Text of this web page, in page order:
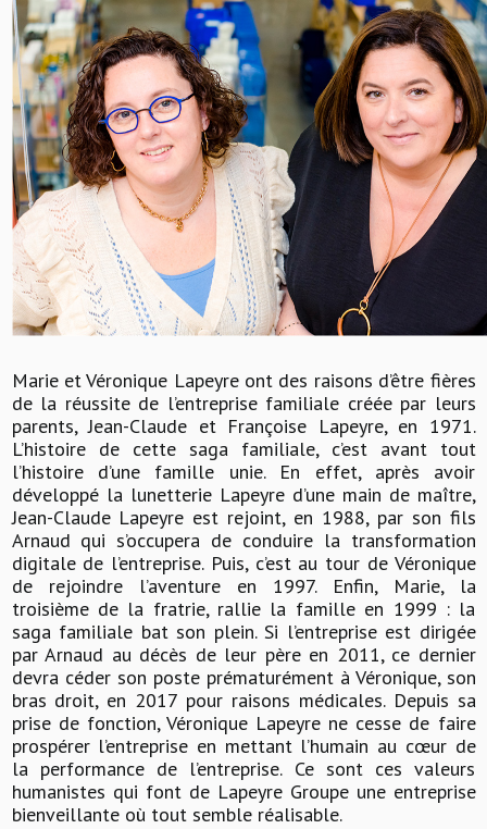
Marie et Véronique Lapeyre ont des raisons d’être fières
de la réussite de l’entreprise familiale créée par leurs
parents, Jean-Claude et Françoise Lapeyre, en 1971.
L’histoire de cette saga familiale, c’est avant tout
l’histoire d’une famille unie. En effet, après avoir
développé la lunetterie Lapeyre d’une main de maître,
Jean-Claude Lapeyre est rejoint, en 1988, par son fils
Arnaud qui s’occupera de conduire la transformation
digitale de l’entreprise. Puis, c’est au tour de Véronique
de rejoindre l’aventure en 1997. Enfin, Marie, la
troisième de la fratrie, rallie la famille en 1999 : la
saga familiale bat son plein. Si l’entreprise est dirigée
par Arnaud au décès de leur père en 2011, ce dernier
devra céder son poste prématurément à Véronique, son
bras droit, en 2017 pour raisons médicales. Depuis sa
prise de fonction, Véronique Lapeyre ne cesse de faire
prospérer l’entreprise en mettant l’humain au cœur de
la performance de l’entreprise. Ce sont ces valeurs
humanistes qui font de Lapeyre Groupe une entreprise
bienveillante où tout semble réalisable.